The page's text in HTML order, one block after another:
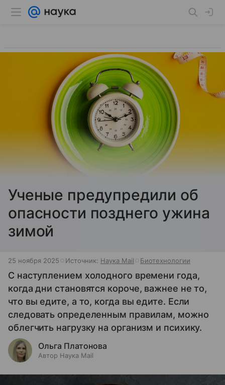
Ученые предупредили об
опасности позднего ужина
зимой
25 ноября 2025 Источник: Наука Mail Биотехнологии
С наступлением холодного времени года,
когда дни становятся короче, важнее не то,
что вы едите, а то, когда вы едите. Если
следовать определенным правилам, можно
облегчить нагрузку на организм и психику.
Ольга Платонова
Автор Наука Mail